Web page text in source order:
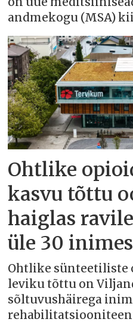
andmekogu (MSA)
Ohtlike
kasvu tõttu
haiglas
üle 30
Ohtlike sünteetiliste
leviku tõttu on
sõltuvushäirega